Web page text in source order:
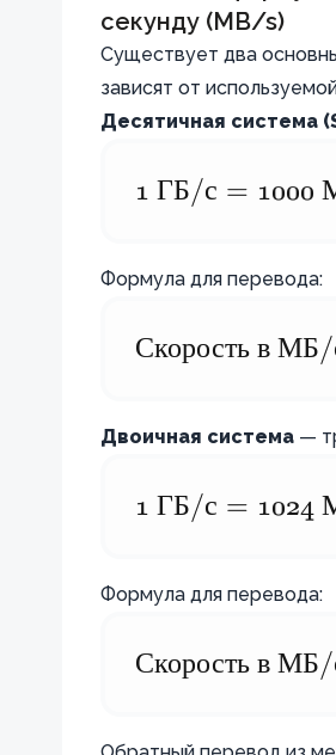
секунду (MB/s)
Существует два
зависят от
Десятичная система
1
=
\text{
с}
1 ГБ/с = 1000
Формула для перевода:
\text{Скорость
1000
Скорость в МБ/
Двоичная система —
1
=
\text{
1 ГБ/с = 1024
Формула для перевода:
\text{Скорость
\text{Скорость
Скорость в МБ/